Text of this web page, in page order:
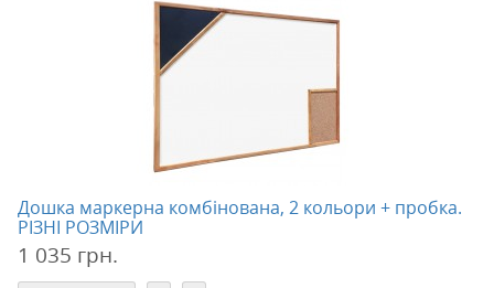
Дошка маркерна комбінована, 2 кольори + пробка.
РІЗНІ РОЗМІРИ
1 035 грн.